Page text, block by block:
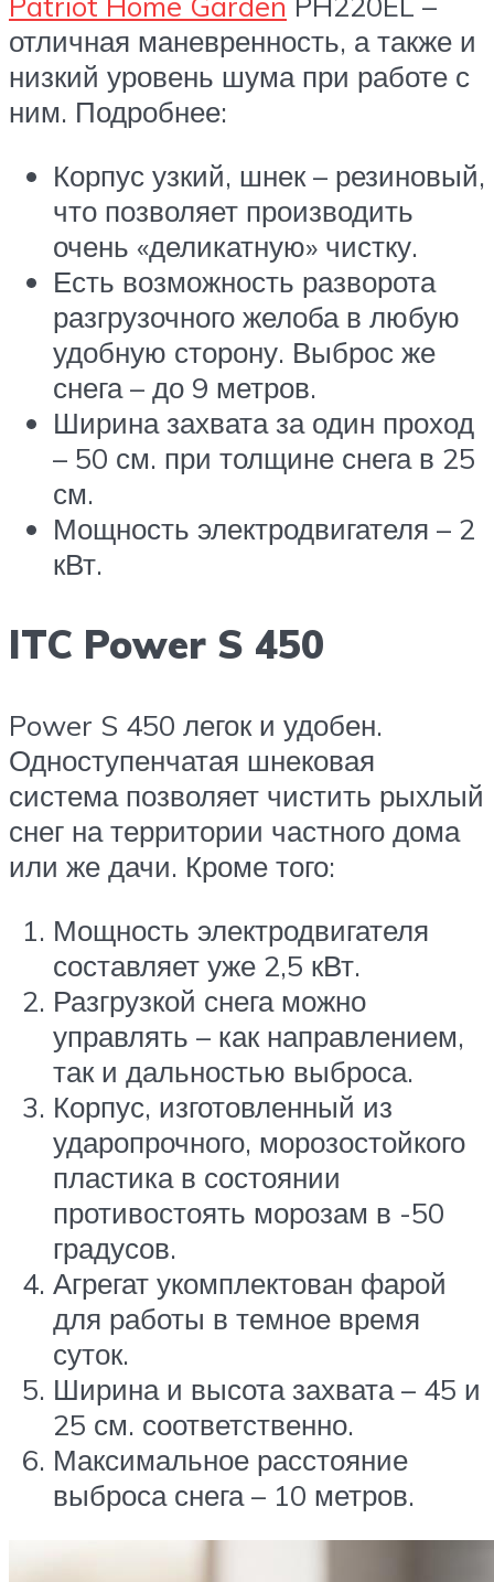
отличная маневренность, а также и
низкий уровень шума при работе с
ним. Подробнее:
Корпус узкий, шнек – резиновый,
что позволяет производить
очень «деликатную» чистку.
Есть возможность разворота
разгрузочного желоба в любую
удобную сторону. Выброс же
снега – до 9 метров.
Ширина захвата за один проход
– 50 см. при толщине снега в 25
см.
Мощность электродвигателя – 2
кВт.
ITC Power S 450
Power S 450 легок и удобен.
Одноступенчатая шнековая
система позволяет чистить рыхлый
снег на территории частного дома
или же дачи. Кроме того:
Мощность электродвигателя
составляет уже 2,5 кВт.
Разгрузкой снега можно
управлять – как направлением,
так и дальностью выброса.
Корпус, изготовленный из
ударопрочного, морозостойкого
пластика в состоянии
противостоять морозам в -50
градусов.
Агрегат укомплектован фарой
для работы в темное время
суток.
Ширина и высота захвата – 45 и
25 см. соответственно.
Максимальное расстояние
выброса снега – 10 метров.